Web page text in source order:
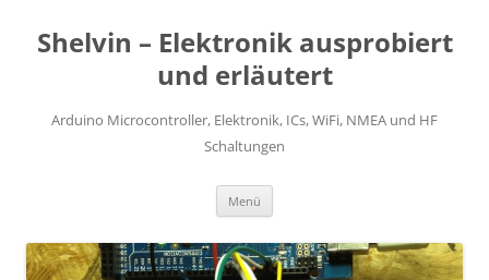
springen
Shelvin – Elektronik ausprobiert
und erläutert
Arduino Microcontroller, Elektronik, ICs, WiFi, NMEA und HF
Schaltungen
Menü